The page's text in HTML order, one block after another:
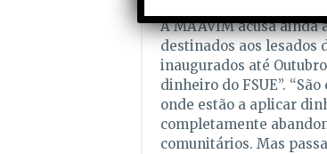
A MAAVIM acusa ainda
destinados aos lesados
inaugurados até
dinheiro do FSUE”.
onde estão a aplicar
completamente
comunitários. Mas